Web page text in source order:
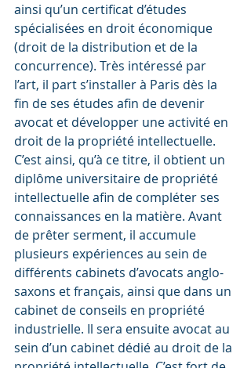
ainsi qu’un certificat d’études
spécialisées en droit économique
(droit de la distribution et de la
concurrence). Très intéressé par
l’art, il part s’installer à Paris dès la
fin de ses études afin de devenir
avocat et développer une activité en
droit de la propriété intellectuelle.
C’est ainsi, qu’à ce titre, il obtient un
diplôme universitaire de propriété
intellectuelle afin de compléter ses
connaissances en la matière. Avant
de prêter serment, il accumule
plusieurs expériences au sein de
différents cabinets d’avocats anglo-
saxons et français, ainsi que dans un
cabinet de conseils en propriété
industrielle. Il sera ensuite avocat au
sein d’un cabinet dédié au droit de la